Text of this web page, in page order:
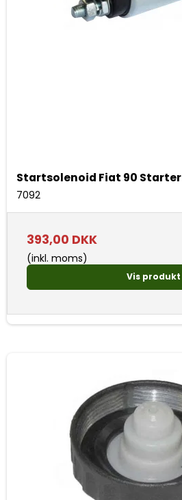
Startsolenoid Fiat 90 Starter
7092
393,00 DKK
(inkl. moms)
Vis produkt